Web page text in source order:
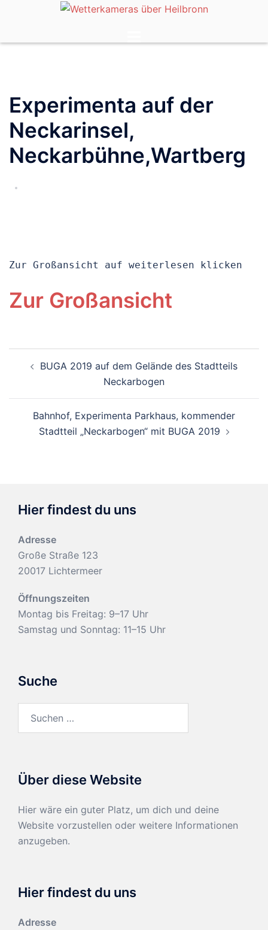
umschalten
Experimenta auf der
Neckarinsel,
Neckarbühne,Wartberg
Zur Großansicht auf weiterlesen klicken
Zur Großansicht
Beitragsnavigation
BUGA 2019 auf dem Gelände des Stadtteils
Neckarbogen
Bahnhof, Experimenta Parkhaus, kommender
Stadtteil „Neckarbogen“ mit BUGA 2019
Hier findest du uns
Adresse
Große Straße 123
20017 Lichtermeer
Öffnungszeiten
Montag bis Freitag: 9–17 Uhr
Samstag und Sonntag: 11–15 Uhr
Suche
nach:
Über diese Website
Hier wäre ein guter Platz, um dich und deine
Website vorzustellen oder weitere Informationen
anzugeben.
Hier findest du uns
Adresse